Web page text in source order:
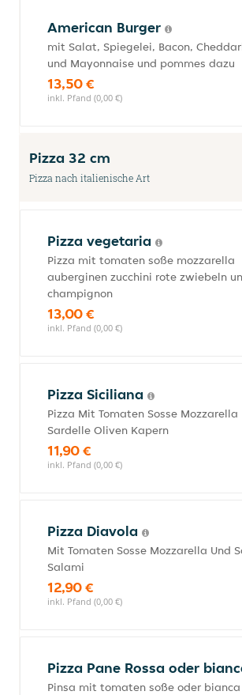
American Burger
mit Salat, Spiegelei, Bacon,
und Mayonnaise und pommes dazu
13,50 €
inkl. Pfand (0,00 €)
Pizza 32 cm
Pizza nach italienische Art
Pizza vegetaria
Pizza mit tomaten soße mozzarella
auberginen zucchini rote zwiebeln
champignon
13,00 €
inkl. Pfand (0,00 €)
Pizza Siciliana
Pizza Mit Tomaten Sosse Mozzarella
Sardelle Oliven Kapern
11,90 €
inkl. Pfand (0,00 €)
Pizza Diavola
Mit Tomaten Sosse Mozzarella Und
Salami
12,90 €
inkl. Pfand (0,00 €)
Pizza Pane Rossa oder
Pinsa mit tomaten soße oder bianca